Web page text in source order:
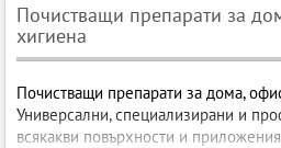
Почистващи препарати за
хигиена
Почистващи препарати за дома,
Универсални, специализирани и
всякакви повърхности и